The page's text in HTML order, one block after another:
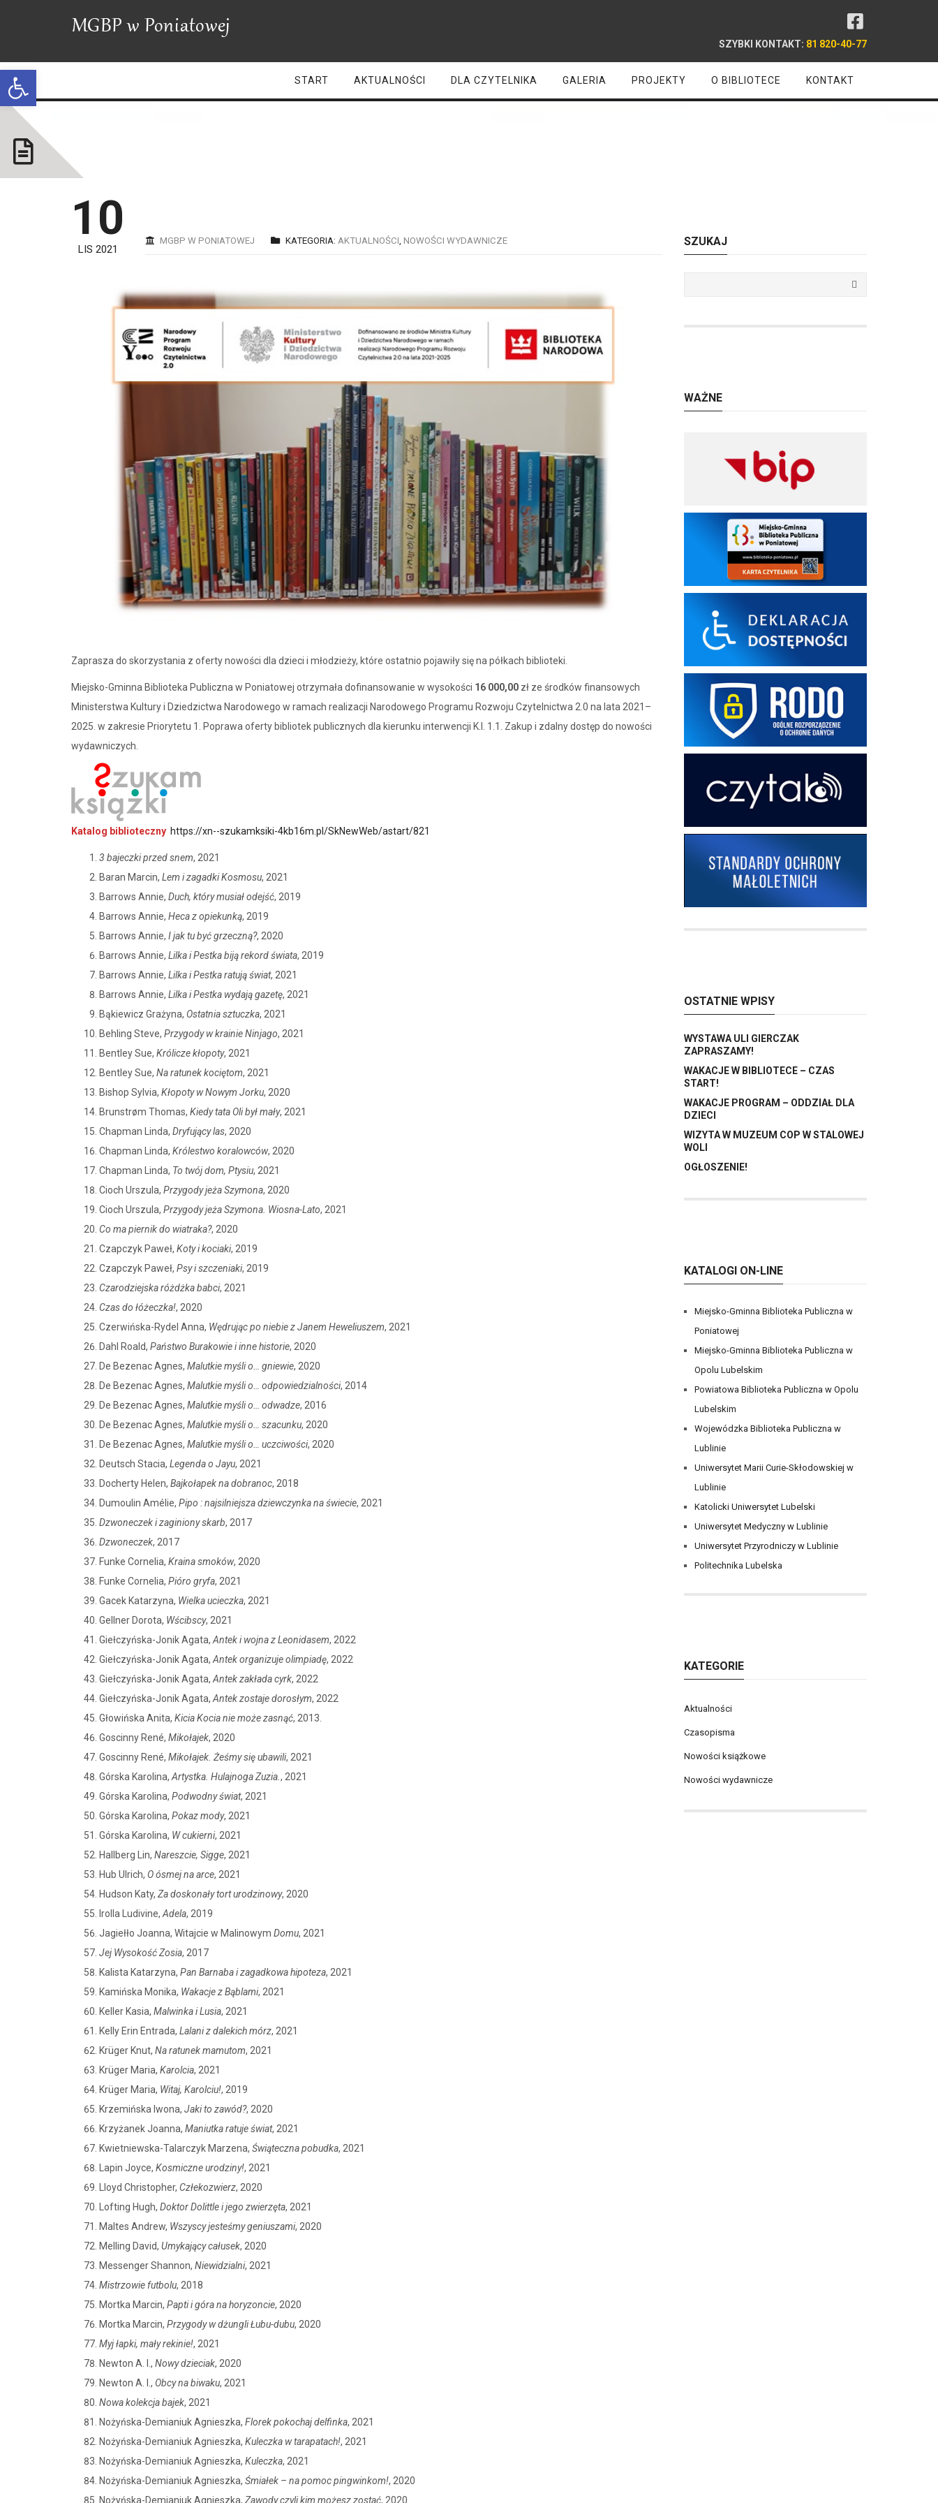
Open toolbar
SZYBKI KONTAKT: 81 820-40-77
START AKTUALNOŚCI DLA CZYTELNIKA GALERIA PROJEKTY O BIBLIOTECE KONTAKT
10
LIS 2021
MGBP W PONIATOWEJ KATEGORIA: AKTUALNOŚCI, NOWOŚCI WYDAWNICZE
Zaprasza do skorzystania z oferty nowości dla dzieci i młodzieży, które ostatnio pojawiły się na półkach biblioteki.
Miejsko-Gminna Biblioteka Publiczna w Poniatowej otrzymała dofinansowanie w wysokości 16 000,00 zł ze środków finansowych
Ministerstwa Kultury i Dziedzictwa Narodowego w ramach realizacji Narodowego Programu Rozwoju Czytelnictwa 2.0 na lata 2021–
2025. w zakresie Priorytetu 1. Poprawa oferty bibliotek publicznych dla kierunku interwencji K.I. 1.1. Zakup i zdalny dostęp do nowości
wydawniczych.
Katalog biblioteczny https://xn--szukamksiki-4kb16m.pl/SkNewWeb/astart/821
3 bajeczki przed snem, 2021
Baran Marcin, Lem i zagadki Kosmosu, 2021
Barrows Annie, Duch, który musiał odejść, 2019
Barrows Annie, Heca z opiekunką, 2019
Barrows Annie, I jak tu być grzeczną?, 2020
Barrows Annie, Lilka i Pestka biją rekord świata, 2019
Barrows Annie, Lilka i Pestka ratują świat, 2021
Barrows Annie, Lilka i Pestka wydają gazetę, 2021
Bąkiewicz Grażyna, Ostatnia sztuczka, 2021
Behling Steve, Przygody w krainie Ninjago, 2021
Bentley Sue, Królicze kłopoty, 2021
Bentley Sue, Na ratunek kociętom, 2021
Bishop Sylvia, Kłopoty w Nowym Jorku, 2020
Brunstrøm Thomas, Kiedy tata Oli był mały, 2021
Chapman Linda, Dryfujący las, 2020
Chapman Linda, Królestwo koralowców, 2020
Chapman Linda, To twój dom, Ptysiu, 2021
Cioch Urszula, Przygody jeża Szymona, 2020
Cioch Urszula, Przygody jeża Szymona. Wiosna-Lato, 2021
Co ma piernik do wiatraka?, 2020
Czapczyk Paweł, Koty i kociaki, 2019
Czapczyk Paweł, Psy i szczeniaki, 2019
Czarodziejska różdżka babci, 2021
Czas do łóżeczka!, 2020
Czerwińska-Rydel Anna, Wędrując po niebie z Janem Heweliuszem, 2021
Dahl Roald, Państwo Burakowie i inne historie, 2020
De Bezenac Agnes, Malutkie myśli o… gniewie, 2020
De Bezenac Agnes, Malutkie myśli o… odpowiedzialności, 2014
De Bezenac Agnes, Malutkie myśli o… odwadze, 2016
De Bezenac Agnes, Malutkie myśli o… szacunku, 2020
De Bezenac Agnes, Malutkie myśli o… uczciwości, 2020
Deutsch Stacia, Legenda o Jayu, 2021
Docherty Helen, Bajkołapek na dobranoc, 2018
Dumoulin Amélie, Pipo : najsilniejsza dziewczynka na świecie, 2021
Dzwoneczek i zaginiony skarb, 2017
Dzwoneczek, 2017
Funke Cornelia, Kraina smoków, 2020
Funke Cornelia, Pióro gryfa, 2021
Gacek Katarzyna, Wielka ucieczka, 2021
Gellner Dorota, Wścibscy, 2021
Giełczyńska-Jonik Agata, Antek i wojna z Leonidasem, 2022
Giełczyńska-Jonik Agata, Antek organizuje olimpiadę, 2022
Giełczyńska-Jonik Agata, Antek zakłada cyrk, 2022
Giełczyńska-Jonik Agata, Antek zostaje dorosłym, 2022
Głowińska Anita, Kicia Kocia nie może zasnąć, 2013.
Goscinny René, Mikołajek, 2020
Goscinny René, Mikołajek. Żeśmy się ubawili, 2021
Górska Karolina, Artystka. Hulajnoga Zuzia. , 2021
Górska Karolina, Podwodny świat, 2021
Górska Karolina, Pokaz mody, 2021
Górska Karolina, W cukierni, 2021
Hallberg Lin, Nareszcie, Sigge, 2021
Hub Ulrich, O ósmej na arce, 2021
Hudson Katy, Za doskonały tort urodzinowy, 2020
Irolla Ludivine, Adela, 2019
Jagiełło Joanna, Witajcie w Malinowym Domu, 2021
Jej Wysokość Zosia, 2017
Kalista Katarzyna, Pan Barnaba i zagadkowa hipoteza, 2021
Kamińska Monika, Wakacje z Bąblami, 2021
Keller Kasia, Malwinka i Lusia, 2021
Kelly Erin Entrada, Lalani z dalekich mórz, 2021
Krüger Knut, Na ratunek mamutom, 2021
Krüger Maria, Karolcia, 2021
Krüger Maria, Witaj, Karolciu!, 2019
Krzemińska Iwona, Jaki to zawód?, 2020
Krzyżanek Joanna, Maniutka ratuje świat, 2021
Kwietniewska-Talarczyk Marzena, Świąteczna pobudka, 2021
Lapin Joyce, Kosmiczne urodziny!, 2021
Lloyd Christopher, Człekozwierz, 2020
Lofting Hugh, Doktor Dolittle i jego zwierzęta, 2021
Maltes Andrew, Wszyscy jesteśmy geniuszami, 2020
Melling David, Umykający całusek, 2020
Messenger Shannon, Niewidzialni, 2021
Mistrzowie futbolu, 2018
Mortka Marcin, Papti i góra na horyzoncie, 2020
Mortka Marcin, Przygody w dżungli Łubu-dubu, 2020
Myj łapki, mały rekinie!, 2021
Newton A. I., Nowy dzieciak, 2020
Newton A. I., Obcy na biwaku, 2021
Nowa kolekcja bajek, 2021
Nożyńska-Demianiuk Agnieszka, Florek pokochaj delfinka, 2021
Nożyńska-Demianiuk Agnieszka, Kuleczka w tarapatach!, 2021
Nożyńska-Demianiuk Agnieszka, Kuleczka, 2021
Nożyńska-Demianiuk Agnieszka, Śmiałek – na pomoc pingwinkom!, 2020
Nożyńska-Demianiuk Agnieszka, Zawody czyli kim możesz zostać, 2020
SZUKAJ
WAŻNE
OSTATNIE WPISY
WYSTAWA ULI GIERCZAK
ZAPRASZAMY!
WAKACJE W BIBLIOTECE – CZAS
START!
WAKACJE PROGRAM – ODDZIAŁ DLA
DZIECI
WIZYTA W MUZEUM COP W STALOWEJ
WOLI
OGŁOSZENIE!
KATALOGI ON-LINE
Miejsko-Gminna Biblioteka Publiczna w
Poniatowej
Miejsko-Gminna Biblioteka Publiczna w
Opolu Lubelskim
Powiatowa Biblioteka Publiczna w Opolu
Lubelskim
Wojewódzka Biblioteka Publiczna w
Lublinie
Uniwersytet Marii Curie-Skłodowskiej w
Lublinie
Katolicki Uniwersytet Lubelski
Uniwersytet Medyczny w Lublinie
Uniwersytet Przyrodniczy w Lublinie
Politechnika Lubelska
KATEGORIE
Aktualności
Czasopisma
Nowości książkowe
Nowości wydawnicze